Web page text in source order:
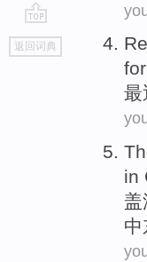
go
top
返回词典
最
in
盖
中